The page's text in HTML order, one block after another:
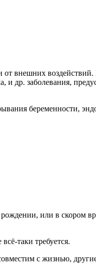
от внешних
др. заболевания,
беременности,
или в скором
таки требуется.
с жизнью,